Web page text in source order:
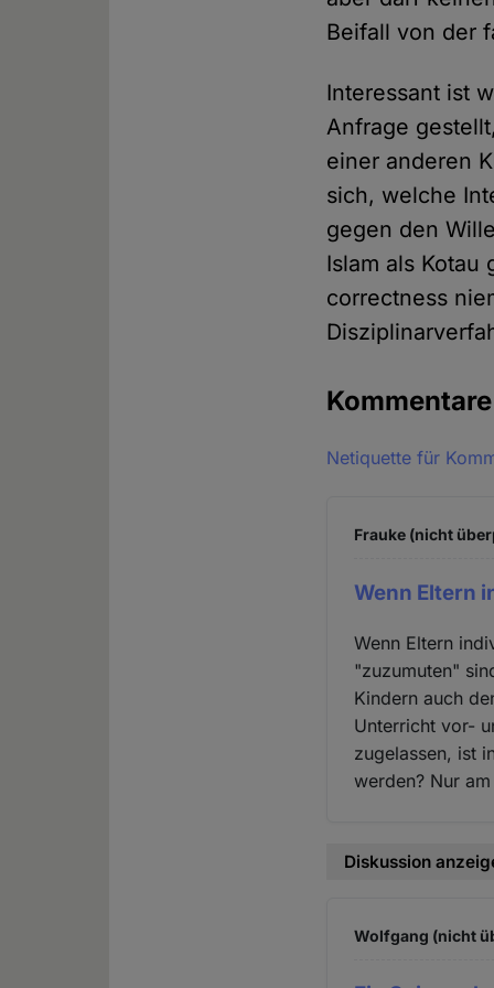
Beifall von der
Interessant ist
Anfrage
einer anderen
sich, welche
gegen den
Islam als
correctness
Kommentare
Netiquette für
Frauke (nicht
Wenn Eltern
Wenn Eltern
"zuzumuten"
Kindern auch
Unterricht vor-
zugelassen, ist
werden? Nur
Diskussion
Wolfgang (nicht